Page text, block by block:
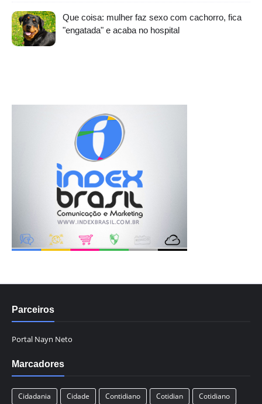
Que coisa: mulher faz sexo com cachorro, fica
"engatada" e acaba no hospital
Parceiros
Portal Nayn Neto
Marcadores
Cidadania Cidade Contidiano Cotidian Cotidiano